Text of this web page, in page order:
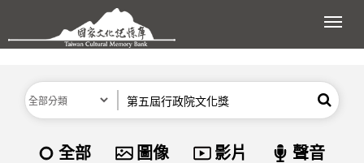
跳到主要內容區塊
展
分類 搜尋
資料類型
全部 圖像 影片 聲音